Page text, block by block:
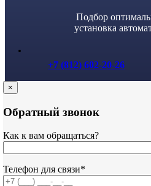
Подбор
установка
+7 (812) 602-20-26
×
Обратный звонок
Как к вам обращаться?
Телефон для связи*